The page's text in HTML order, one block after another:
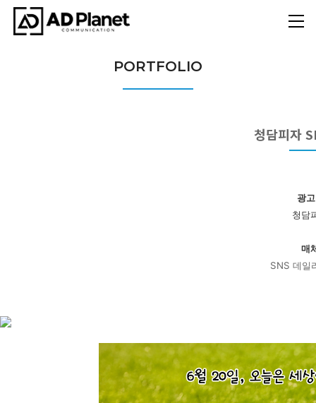
PORTFOLIO
청담피자
광
청담
매
SNS 데일